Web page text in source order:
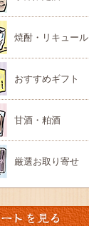
焼酎・リキュール
おすすめギフト
甘酒・粕酒
厳選お取り寄せ